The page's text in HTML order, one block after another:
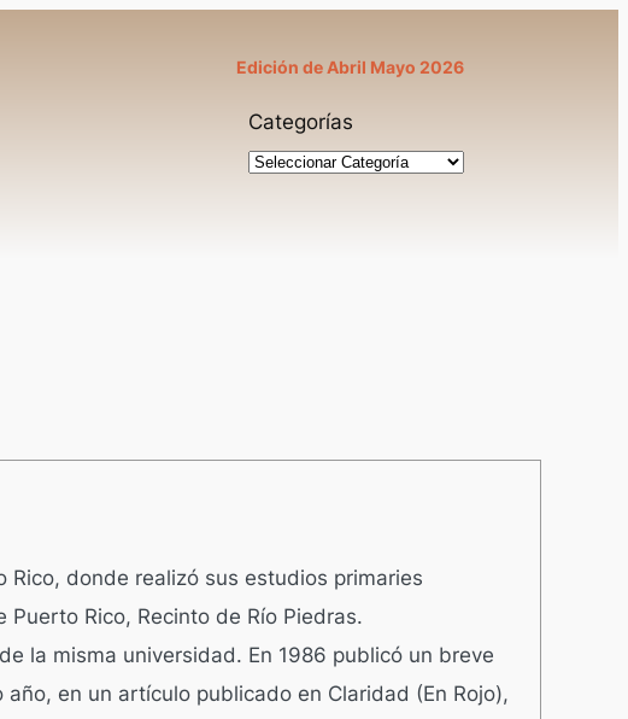
Edición de Abril Mayo 2026
Categorías
donde realizó sus estudios primaries
Rico, Recinto de Río Piedras.
la misma universidad. En 1986 publicó un breve
en un artículo publicado en Claridad (En Rojo),